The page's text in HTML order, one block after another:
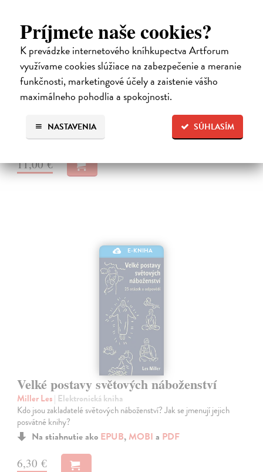
Príjmete naše cookies?
K prevádzke internetového kníhkupectva Artforum
využívame cookies slúžiace na zabezpečenie a meranie
funkčnosti, marketingové účely a zaistenie vášho
maximálneho pohodlia a spokojnosti.
SÚHLASÍM
NASTAVENIA
Pavel z Tarsu a jeho svět
Ryšková Mireia
| Elektronická kniha
Monografie je první původní českou prací, která se v takové hloubce
a takovém rozsahu zabývá jednou z nejvýraznějších postav raného
setkání…
Na stiahnutie akoPDF
11,00 €
E-KNIHA
Velké postavy světových náboženství
Miller Les| Elektronická kniha
Kdo jsou zakladatelé světových náboženství? Jak se jmenují jejich
posvátné knihy?
Na stiahnutie ako EPUB, MOBI a PDF
6,30 €